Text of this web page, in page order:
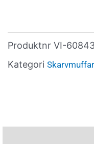
Produktnr VI-
Kategori